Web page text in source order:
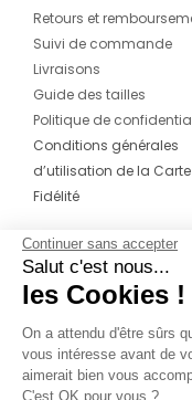
Retours et
Suivi de commande
Livraisons
Guide des tailles
Politique de
Conditions générales
d’utilisation de la
Fidélité
CONTACT
04 42 20 78 42
Du lundi au jeudi de 8h30 à
vendredi de 8h30 à 15h30
Continuer sans accepter
Salut c'est nous...
les Cookies !
On a attendu d'être sûrs
vous intéresse avant de
aimerait bien vous
C'est OK pour vous ?